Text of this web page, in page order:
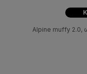
Alpine muffy 2.0,